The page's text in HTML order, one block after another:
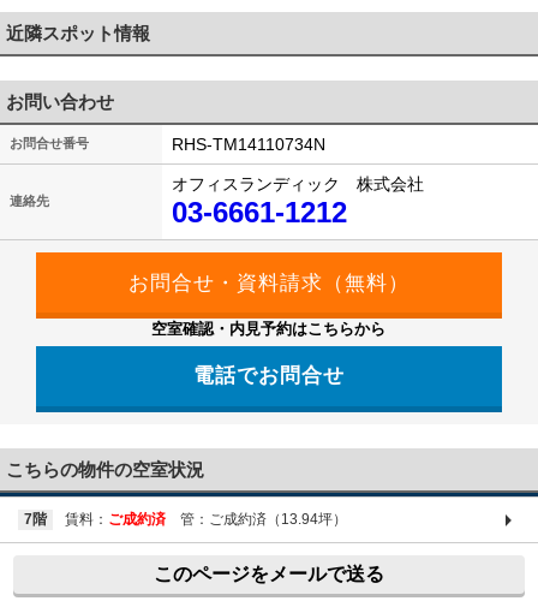
近隣スポット情報
お問い合わせ
お問合せ番号 RHS-TM14110734N
連絡先
オフィスランディック 株式会社
03-6661-1212
空室確認・内見予約はこちらから
電話でお問合せ
こちらの物件の空室状況
7階 賃料： ご成約済 管：ご成約済（13.94坪）
このページをメールで送る